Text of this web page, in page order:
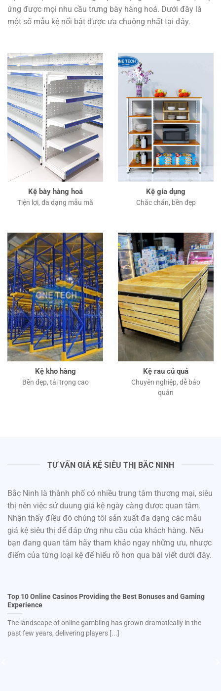
ứng được mọi nhu cầu trưng bày hàng hoá. Dưới đây là
một số mẫu kệ nổi bật được ưa chuộng nhất tại đây.
Kệ bày hàng hoá
Tiện lợi, đa dạng mẫu mã
Kệ gia dụng
Chắc chắn, bền đẹp
Kệ kho hàng
Bền đẹp, tải trọng cao
Kệ rau củ quả
Chuyên nghiệp, dễ bảo
quản
TƯ VẤN GIÁ KỆ SIÊU THỊ BẮC NINH
Bắc Ninh là thành phố có nhiều trung tâm thương mại, siêu
thị nên việc sử duung giá kệ ngày càng được quan tâm.
Nhận thấy điều đó chúng tôi sản xuất đa dạng các mẫu
giá kệ siêu thị để đáp ứng nhu cầu của khách hàng. Nếu
bạn đang quan tâm hãy tham khảo ngay những ưu, nhược
điểm của từng loại kệ để hiểu rõ hơn qua bài viết dưới đây.
Top 10 Online Casinos Providing the Best Bonuses and Gaming
Experience
The landscape of online gambling has grown dramatically in the
past few years, delivering players [...]